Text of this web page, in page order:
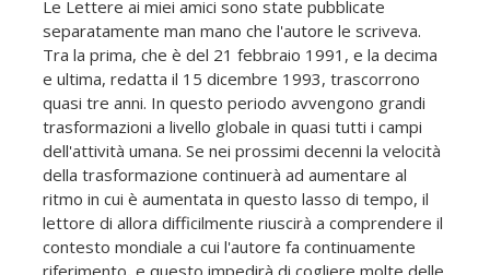
Le Lettere ai miei amici sono state pubblicate
separatamente man mano che l'autore le scriveva.
Tra la prima, che è del 21 febbraio 1991, e la decima
e ultima, redatta il 15 dicembre 1993, trascorrono
quasi tre anni. In questo periodo avvengono grandi
trasformazioni a livello globale in quasi tutti i campi
dell'attività umana. Se nei prossimi decenni la velocità
della trasformazione continuerà ad aumentare al
ritmo in cui è aumentata in questo lasso di tempo, il
lettore di allora difficilmente riuscirà a comprendere il
contesto mondiale a cui l'autore fa continuamente
riferimento, e questo impedirà di cogliere molte delle